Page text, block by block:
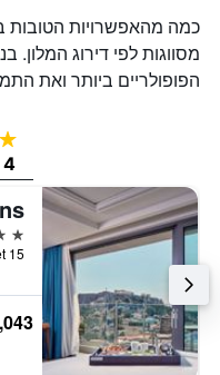
כמה מהאפשרויות הטובות
מסווגות לפי דירוג המלון.
הפופולריים ביותר ואת
4 כוכבים +
5 כוכבים